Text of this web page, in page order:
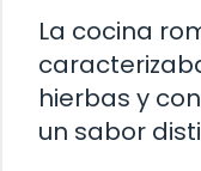
La cocina
hierbas y
un sabor